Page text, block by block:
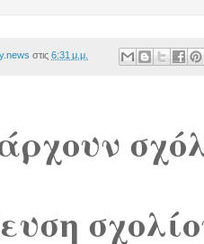
στις 6:31 μ.μ.